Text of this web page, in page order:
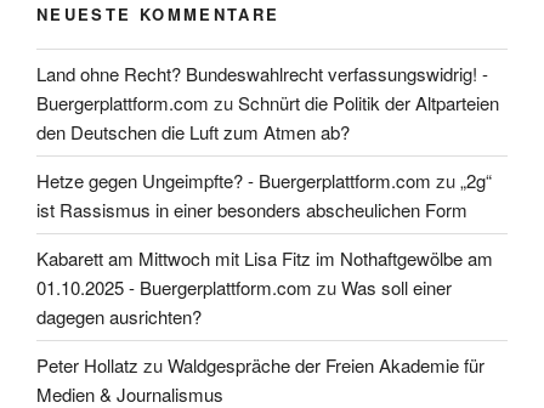
NEUESTE KOMMENTARE
Land ohne Recht? Bundeswahlrecht verfassungswidrig! -
Buergerplattform.com zuSchnürt die Politik der Altparteien
den Deutschen die Luft zum Atmen ab?
Hetze gegen Ungeimpfte? - Buergerplattform.com zu„2g“
ist Rassismus in einer besonders abscheulichen Form
Kabarett am Mittwoch mit Lisa Fitz im Nothaftgewölbe am
01.10.2025 - Buergerplattform.com zuWas soll einer
dagegen ausrichten?
Peter Hollatz zuWaldgespräche der Freien Akademie für
Medien & Journalismus